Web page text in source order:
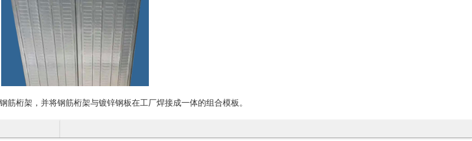
桁架，并将钢筋桁架与镀锌钢板在工厂焊接成一体的组合模板。